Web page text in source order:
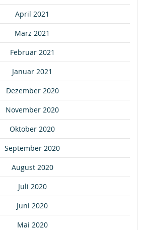
April 2021
März 2021
Februar 2021
Januar 2021
Dezember 2020
November 2020
Oktober 2020
September 2020
August 2020
Juli 2020
Juni 2020
Mai 2020